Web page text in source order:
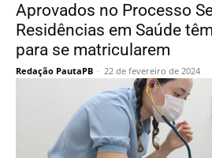
Aprovados no Processo
Residências em Saúde
para se matricularem
Redação PautaPB - 22 de fevereiro de 2024